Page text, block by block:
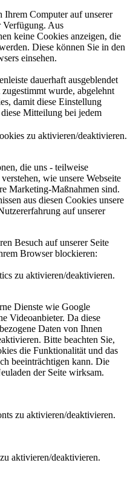
Computer auf unserer
Verfügung. Aus
keine Cookies anzeigen, die
Diese können Sie in den
einsehen.
dauerhaft ausgeblendet
wurde, abgelehnt
damit diese Einstellung
Mitteilung bei jedem
zu aktivieren/deaktivieren.
die uns - teilweise
wie unsere Webseite
Marketing-Maßnahmen sind.
aus diesen Cookies unsere
auf unserer
Besuch auf unserer Seite
Browser blockieren:
zu aktivieren/deaktivieren.
Dienste wie Google
Videoanbieter. Da diese
Daten von Ihnen
Bitte beachten Sie,
die Funktionalität und das
beeinträchtigen kann. Die
der Seite wirksam.
zu aktivieren/deaktivieren.
aktivieren/deaktivieren.